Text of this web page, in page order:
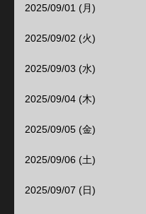
2025/09/01 (月)
2025/09/02 (火)
2025/09/03 (水)
2025/09/04 (木)
2025/09/05 (金)
2025/09/06 (土)
2025/09/07 (日)